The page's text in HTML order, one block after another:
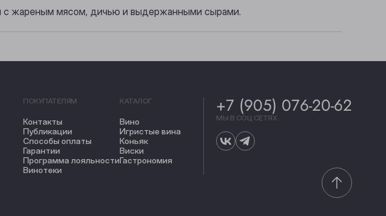
с жареным мясом, дичью и выдержанными сырами.
ПОКУПАТЕЛЯМ
Контакты
Публикации
Способы оплаты
Гарантии
Программа лояльности
Винотеки
КАТАЛОГ
Вино
Игристые вина
Коньяк
Виски
Гастрономия
+7 (905) 076-20-62
МЫ В СОЦ СЕТЯХ